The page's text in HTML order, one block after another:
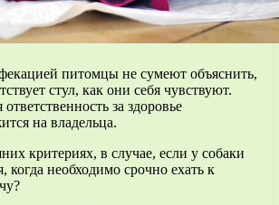
питомцы не сумеют объяснить,
стул, как они себя чувствуют.
за здоровье
на владельца.
критериях, в случае, если у собаки
когда необходимо срочно ехать к